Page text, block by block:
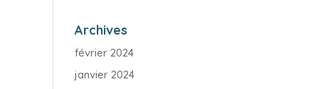
Archives
février 2024
janvier 2024